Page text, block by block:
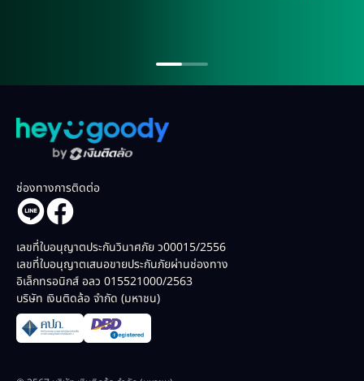
ช่องทางการติดต่อ
เลขที่ใบอนุญาตประกันวินาศภัย ว00015/2556
เลขที่ใบอนุญาตเสนอขายประกันภัยผ่านช่องทาง
อิเล็กทรอนิกส์ อลว 015521000/2563
บริษัท เงินติดล้อ จำกัด (มหาชน)